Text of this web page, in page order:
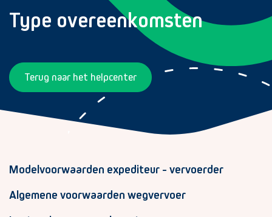
Type overeenkomsten
Terug naar het helpcenter
Modelvoorwaarden expediteur - vervoerder
Algemene voorwaarden wegvervoer